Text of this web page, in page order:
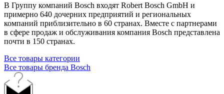
В Группу компаний Bosch входят Robert Bosch GmbH и
примерно 640 дочерних предприятий и региональных
компаний приблизительно в 60 странах. Вместе с партнерами
в сфере продаж и обслуживания компания Bosch представлена
почти в 150 странах.
Все товары категории
Все товары бренда Bosch